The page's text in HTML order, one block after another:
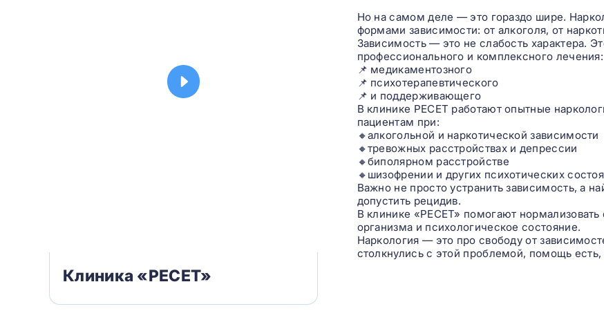
Клиника «РЕСЕТ»
Но на самом деле — это гораздо шире.
формами зависимости: от алкоголя, от
Зависимость — это не слабость характера.
профессионального и комплексного лечения:
📌 медикаментозного
📌 психотерапевтического
📌 и поддерживающего
В клинике РЕСЕТ работают опытные
пациентам при:
🔸алкогольной и наркотической зависимости
🔸тревожных расстройствах и депрессии
🔸биполярном расстройстве
🔸шизофрении и других психотических
Важно не просто устранить зависимость, а
допустить рецидив.
В клинике «РЕСЕТ» помогают нормализовать
организма и психологическое состояние.
Наркология — это про свободу от
столкнулись с этой проблемой, помощь есть,